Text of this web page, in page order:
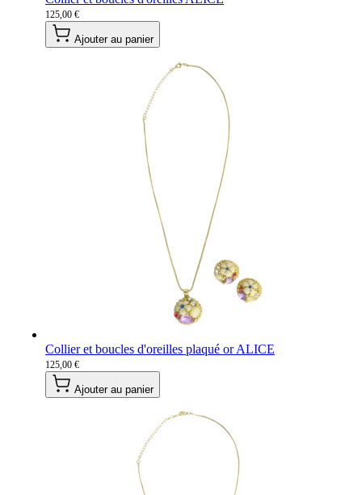
125,00 €
Ajouter au panier
Collier et boucles d'oreilles plaqué or ALICE
125,00 €
Ajouter au panier